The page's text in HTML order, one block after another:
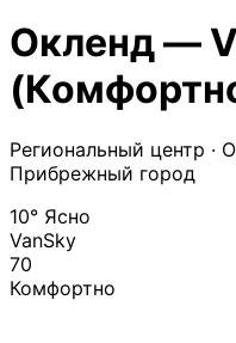
Окленд —
(
Региональный центр ·
Прибрежный город
10° Ясно
VanSky
70
Комфортно